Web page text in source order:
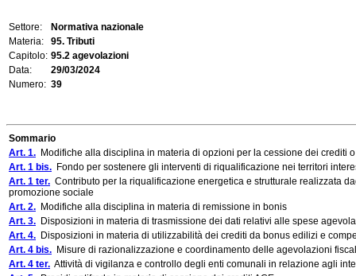
Settore:
Normativa nazionale
Materia:
95. Tributi
Capitolo: 95.2 agevolazioni
Data:
29/03/2024
Numero: 39
Sommario
Art. 1. Modifiche alla disciplina in materia di opzioni per la cessione dei crediti
Art. 1 bis. Fondo per sostenere gli interventi di riqualificazione nei territori
Art. 1 ter. Contributo per la riqualificazione energetica e strutturale realizzata
promozione sociale
Art. 2. Modifiche alla disciplina in materia di remissione in bonis
Art. 3. Disposizioni in materia di trasmissione dei dati relativi alle spese
Art. 4. Disposizioni in materia di utilizzabilità dei crediti da bonus edilizi e
Art. 4 bis. Misure di razionalizzazione e coordinamento delle agevolazioni
Art. 4 ter. Attività di vigilanza e controllo degli enti comunali in relazione agli